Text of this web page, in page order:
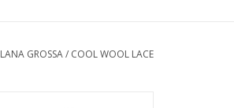
LANA GROSSA/ COOL WOOL LACE